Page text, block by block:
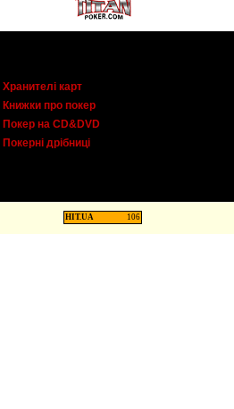
Хранителі карт
Книжки про покер
Покер на CD&DVD
Покерні дрібниці
HIT.UA 106